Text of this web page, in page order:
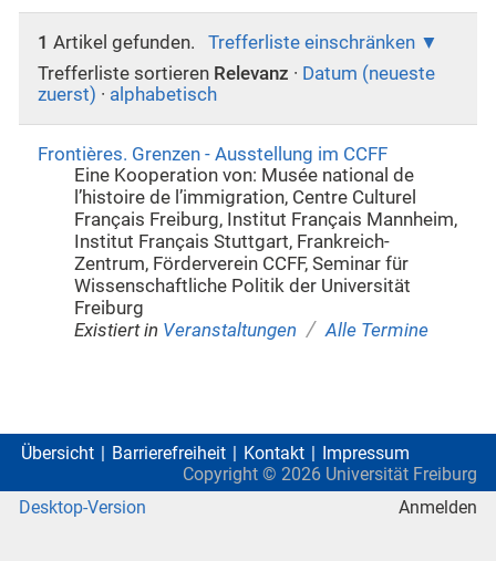
1 Artikel gefunden.
Trefferliste einschränken
Trefferliste sortieren Relevanz · Datum (neueste
zuerst) · alphabetisch
Frontières. Grenzen - Ausstellung im CCFF
Eine Kooperation von: Musée national de
l’histoire de l’immigration, Centre Culturel
Français Freiburg, Institut Français Mannheim,
Institut Français Stuttgart, Frankreich-
Zentrum, Förderverein CCFF, Seminar für
Wissenschaftliche Politik der Universität
Freiburg
Existiert in Veranstaltungen / Alle Termine
Übersicht Barrierefreiheit Kontakt
Impressum
Copyright © 2026 Universität Freiburg
Desktop-Version
Anmelden